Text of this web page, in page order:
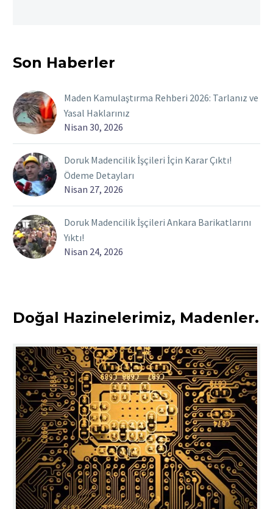
Son Haberler
Maden Kamulaştırma Rehberi 2026: Tarlanız ve
Yasal Haklarınız
Nisan 30, 2026
Doruk Madencilik İşçileri İçin Karar Çıktı!
Ödeme Detayları
Nisan 27, 2026
Doruk Madencilik İşçileri Ankara Barikatlarını
Yıktı!
Nisan 24, 2026
Doğal Hazinelerimiz, Madenler.